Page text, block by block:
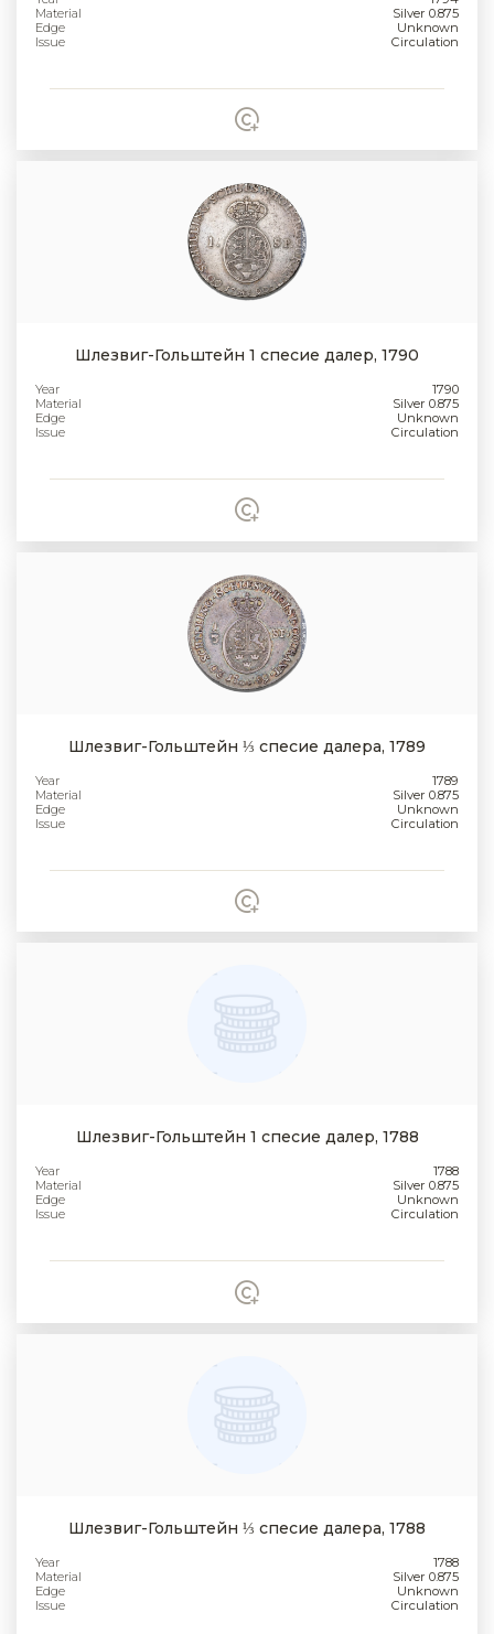
Material
Silver 0.875
Edge
Unknown
Issue
Circulation
Шлезвиг-Гольштейн 1 спесие далер, 1790
Year
1790
Material
Silver 0.875
Edge
Unknown
Issue
Circulation
Шлезвиг-Гольштейн ⅓ спесие далера, 1789
Year
1789
Material
Silver 0.875
Edge
Unknown
Issue
Circulation
Шлезвиг-Гольштейн 1 спесие далер, 1788
Year
1788
Material
Silver 0.875
Edge
Unknown
Issue
Circulation
Шлезвиг-Гольштейн ⅓ спесие далера, 1788
Year
1788
Material
Silver 0.875
Edge
Unknown
Issue
Circulation